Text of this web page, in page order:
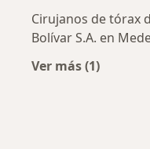
Cirujanos de tórax
Bolívar S.A. en
Ver más (1)